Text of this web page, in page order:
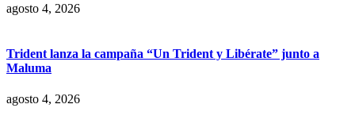
agosto 4, 2026
Trident lanza la campaña “Un Trident y Libérate” junto a
Maluma
agosto 4, 2026